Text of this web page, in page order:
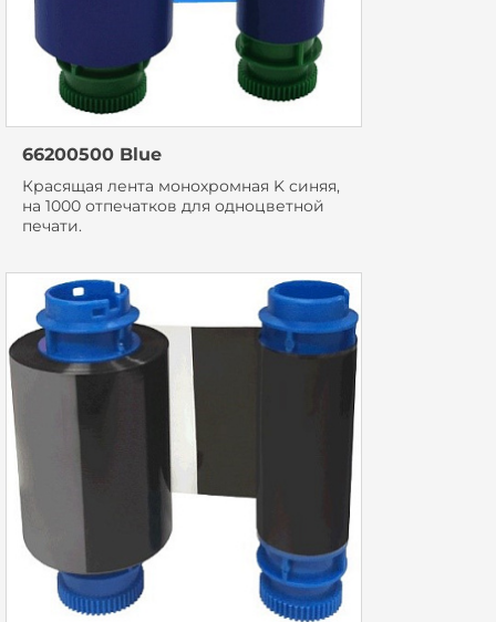
66200500 Blue
Красящая лента монохромная K синяя,
на 1000 отпечатков для одноцветной
печати.